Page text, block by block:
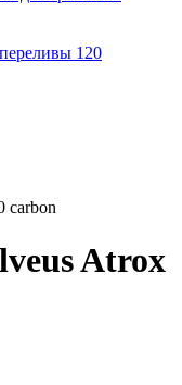
120
carbon
Atrox